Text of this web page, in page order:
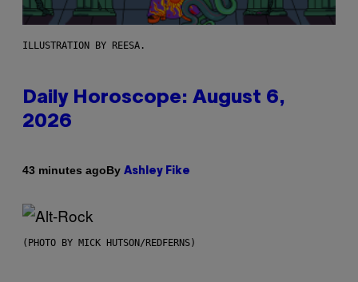
ILLUSTRATION BY REESA.
Daily Horoscope: August 6,
2026
43 minutes agoBy Ashley Fike
(PHOTO BY MICK HUTSON/REDFERNS)